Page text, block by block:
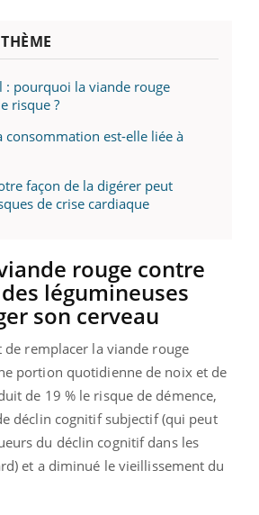
: pourquoi la viande rouge
risque ?
consommation est-elle liée à
façon de la digérer peut
de crise cardiaque
rouge contre
légumineuses
son cerveau
de remplacer la viande rouge
portion quotidienne de noix et de
de 19 % le risque de démence,
déclin cognitif subjectif (qui peut
du déclin cognitif dans les
et a diminué le vieillissement du